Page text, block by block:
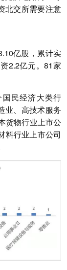
北交所需要注意
亿股，累计实
2.2亿元。81家
民经济大类行
业、高技术服务
货物行业上市公
料行业上市公司